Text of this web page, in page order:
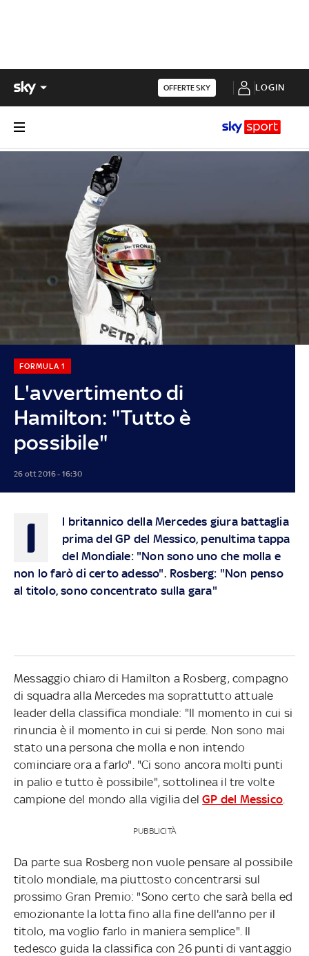
OFFERTE SKY LOGIN
L'avvertimento di
Hamilton: "Tutto è
possibile"
FORMULA 1
26 ott 2016 - 16:30
I
l britannico della Mercedes giura battaglia
prima delGP del Messico, penultima tappa
del Mondiale: "Non sono uno che molla e
non lo farò di certo adesso". Rosberg: "Non penso
al titolo, sono concentrato sulla gara"
Messaggio chiaro di Hamilton a Rosberg, compagno
di squadra alla Mercedes ma soprattutto attuale
leader della classifica mondiale: "Il momento in cui si
rinuncia è il momento in cui si perde. Non sono mai
stato una persona che molla e non intendo
cominciare ora a farlo". "Ci sono ancora molti punti
in palio e tutto è possibile", sottolinea il tre volte
campione del mondo alla vigilia delGP del Messico
PUBBLICITÀ
Da parte sua Rosberg non vuole pensare al possibile
titolo mondiale, ma piuttosto concentrarsi sul
prossimo Gran Premio: "Sono certo che sarà bella ed
emozionante la lotta fino alla fine dell'anno per il
titolo, ma voglio farlo in maniera semplice". Il
tedesco guida la classifica con 26 punti di vantaggio